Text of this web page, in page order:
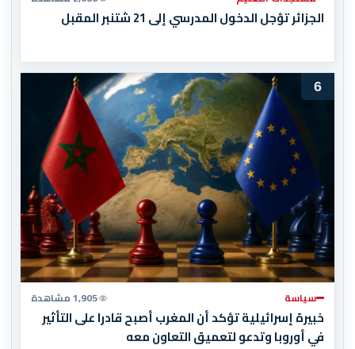
الجزائر تؤجل الدخول المدرسي إلى 21 شتنبر المقبل
6
سياسة 1,905 مشاهدة
خبيرة إسرائيلية تؤكد أن المغرب أصبح قادرا على التأثير
في أوروبا وتدعو لتعميق التعاون معه